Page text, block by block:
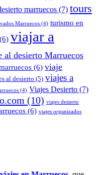
marruecos (7) tours
Marruecos (4) turismo en
(6) viajar a
al desierto Marruecos
(6) viaje
al desierto (5) viajes a
(4) Viajes Desierto (7)
(10) viajes desierto
(6) viajes organizados